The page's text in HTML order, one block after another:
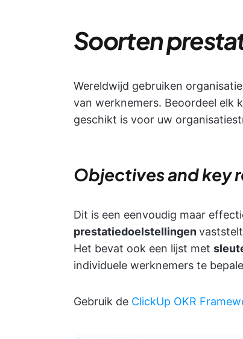
Soorten
Wereldwijd gebruiken
van werknemers. Beoordeel elk
geschikt is voor uw
Objectives and key
Dit is een eenvoudig maar
prestatiedoelstellingen
Het bevat ook een lijst met
individuele werknemers te
Gebruik de ClickUp OKR